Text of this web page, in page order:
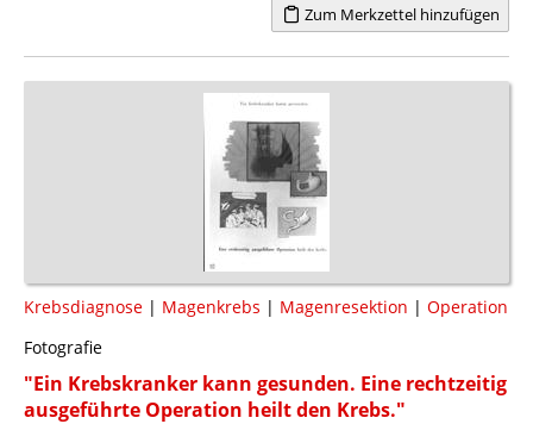
Zum Merkzettel hinzufügen
Krebsdiagnose | Magenkrebs | Magenresektion | Operation
Fotografie
"Ein Krebskranker kann gesunden. Eine rechtzeitig
ausgeführte Operation heilt den Krebs."